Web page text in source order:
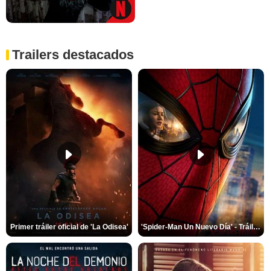
Trailers destacados
Primer tráiler oficial de 'La Odisea' 'Spider-Man Un Nuevo Día' - Tráiler oficial subtitulado